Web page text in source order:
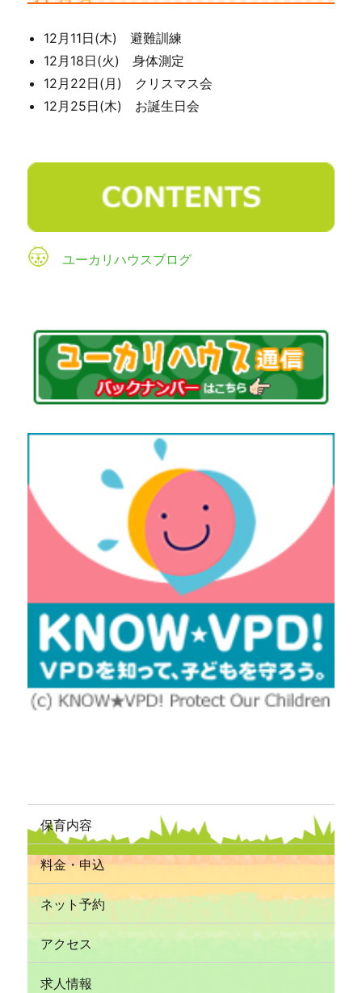
12月11日(木) 避難訓練
12月18日(火) 身体測定
12月22日(月) クリスマス会
12月25日(木) お誕生日会
ユーカリハウスブログ
保育内容
料金・申込
ネット予約
アクセス
求人情報